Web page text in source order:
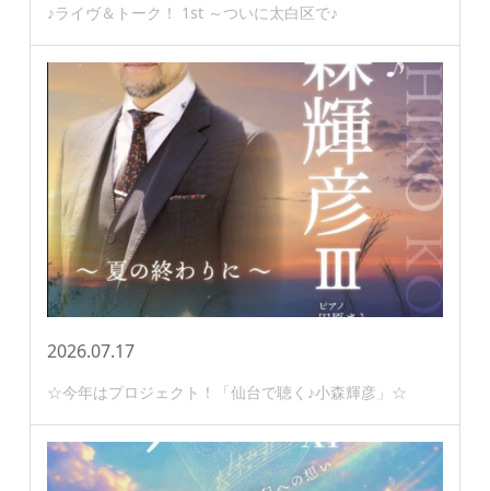
♪ライヴ＆トーク！ 1st ～ついに太白区で♪
2026.07.17
☆今年はプロジェクト！「仙台で聴く♪小森輝彦」☆